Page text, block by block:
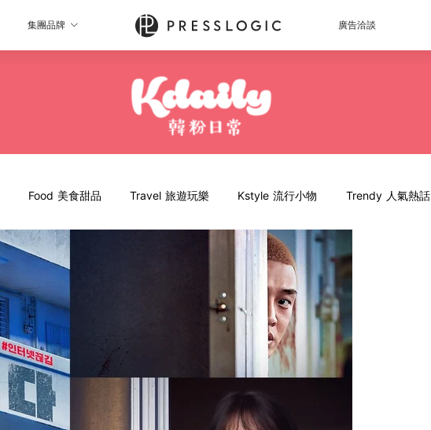
集團品牌 廣告洽談
Food 美食甜品 Travel 旅遊玩樂 Kstyle 流行小物 Trendy 人氣熱話